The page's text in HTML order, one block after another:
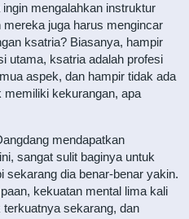
mengalahkan instruktur
juga harus mengincar
ksatria? Biasanya, hampir
utama, ksatria adalah profesi
aspek, dan hampir tidak ada
memiliki kekurangan, apa
mendapatkan
sangat sulit baginya untuk
sekarang dia benar-benar yakin.
kekuatan mental lima kali
sekarang, dan